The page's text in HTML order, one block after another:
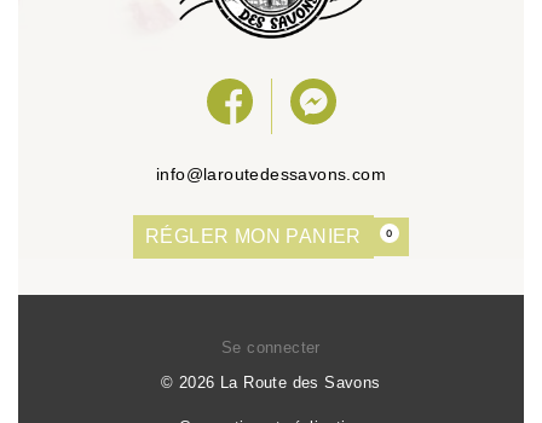
info@laroutedessavons.com
RÉGLER MON PANIER 0
© 2026 La Route des Savons
Se connecter